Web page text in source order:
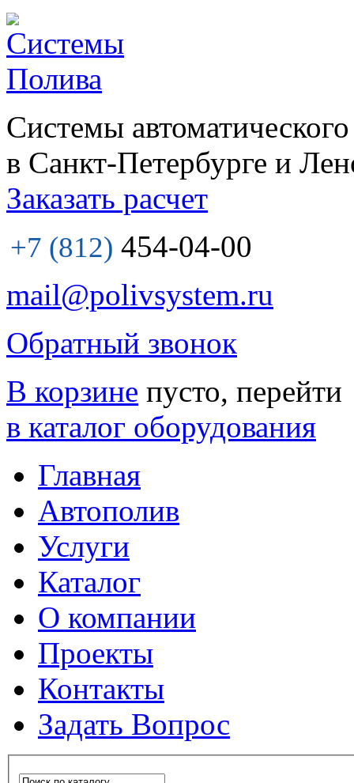
Системы
в Санкт-Петербурге и
Заказать расчет
+7 (812) 454-04-00
mail@polivsystem.ru
Обратный звонок
В корзине пусто, перейти
в каталог оборудования
Главная
Автополив
Услуги
Каталог
О компании
Проекты
Контакты
Задать Вопрос